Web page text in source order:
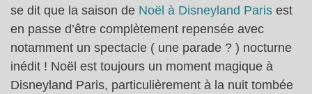
se dit que la saison de Noël à Disneyland Paris est
en passe d’être complètement repensée avec
notamment un spectacle ( une parade ? ) nocturne
inédit ! Noël est toujours un moment magique à
Disneyland Paris, particulièrement à la nuit tombée